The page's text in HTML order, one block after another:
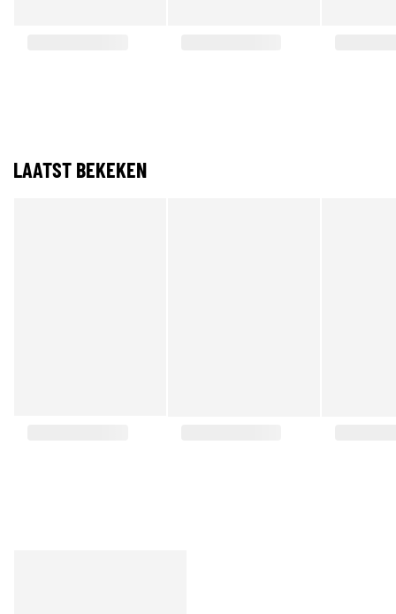
LAATST BEKEKEN